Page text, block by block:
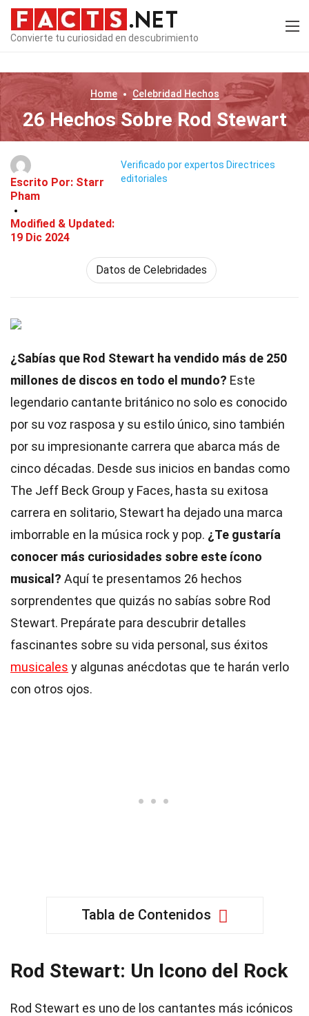
Convierte tu curiosidad en descubrimiento
Home Celebridad Hechos
26 Hechos Sobre Rod Stewart
Escrito Por: Starr
Pham
Modified & Updated:
19 Dic 2024
Verificado por expertos Directrices
editoriales
Datos de Celebridades
¿Sabías que Rod Stewart ha vendido más de 250
millones de discos en todo el mundo? Este
legendario cantante británico no solo es conocido
por su voz rasposa y su estilo único, sino también
por su impresionante carrera que abarca más de
cinco décadas. Desde sus inicios en bandas como
The Jeff Beck Group y Faces, hasta su exitosa
carrera en solitario, Stewart ha dejado una marca
imborrable en la música rock y pop. ¿Te gustaría
conocer más curiosidades sobre este ícono
musical? Aquí te presentamos 26 hechos
sorprendentes que quizás no sabías sobre Rod
Stewart. Prepárate para descubrir detalles
fascinantes sobre su vida personal, sus éxitos
musicales y algunas anécdotas que te harán verlo
con otros ojos.
Tabla de Contenidos
Rod Stewart: Un Icono del Rock
Rod Stewart es uno de los cantantes más icónicos